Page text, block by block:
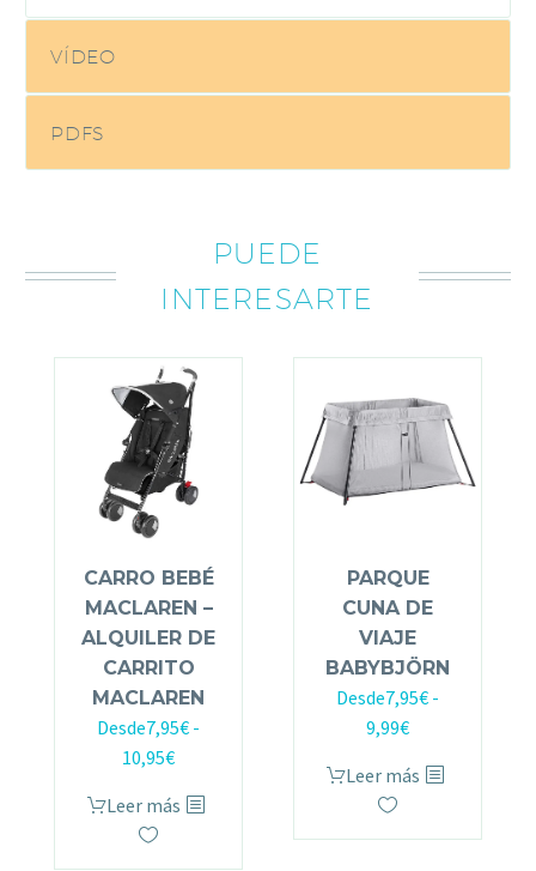
VÍDEO
PDFS
PUEDE
INTERESARTE
CARRO BEBÉ
MACLAREN –
ALQUILER DE
CARRITO
MACLAREN
Desde7,95€ -
10,95€
Leer más
PARQUE
CUNA DE
VIAJE
BABYBJÖRN
Desde7,95€ -
9,99€
Leer más